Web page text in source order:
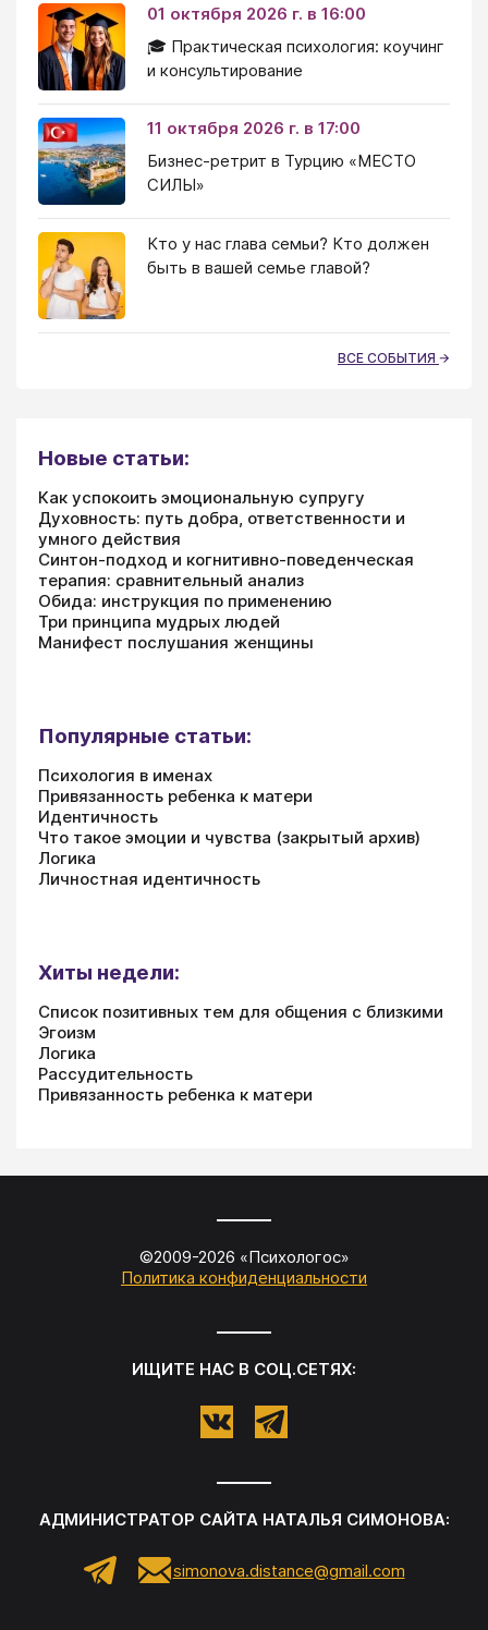
01 октября 2026 г. в 16:00
🎓 Практическая психология: коучинг
и консультирование
11 октября 2026 г. в 17:00
Бизнес-ретрит в Турцию «МЕСТО
СИЛЫ»
Кто у нас глава семьи? Кто должен
быть в вашей семье главой?
ВСЕ СОБЫТИЯ
Новые статьи:
Как успокоить эмоциональную супругу
Духовность: путь добра, ответственности и
умного действия
Синтон-подход и когнитивно-поведенческая
терапия: сравнительный анализ
Обида: инструкция по применению
Три принципа мудрых людей
Манифест послушания женщины
Популярные статьи:
Психология в именах
Привязанность ребенка к матери
Идентичность
Что такое эмоции и чувства (закрытый архив)
Логика
Личностная идентичность
Хиты недели:
Список позитивных тем для общения с близкими
Эгоизм
Логика
Рассудительность
Привязанность ребенка к матери
©2009-2026 «Психологос»
Политика конфиденциальности
ИЩИТЕ НАС В СОЦ.СЕТЯХ:
АДМИНИСТРАТОР САЙТА НАТАЛЬЯ СИМОНОВА:
simonova.distance@gmail.com